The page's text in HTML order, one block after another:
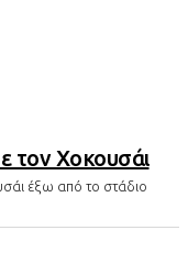
τον Χοκουσάι
έξω από το στάδιο